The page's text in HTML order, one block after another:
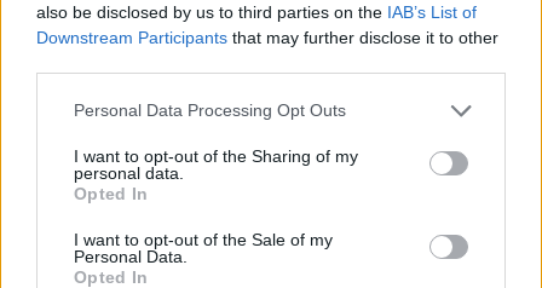
also be disclosed by us to third parties on the IAB’s List of
Downstream Participants that may further disclose it to other
Please note that this website/app uses one or more Google
not limited to your visit or usage behaviour. You may click to
grant or deny consent to Google and its third-party tags to
use your data for below specified purposes in below Google
consent section.
Personal Data Processing Opt Outs
I want to opt-out of the Sharing of my
personal data.
Opted In
I want to opt-out of the Sale of my
Personal Data.
Opted In